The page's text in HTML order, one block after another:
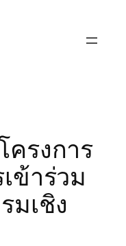
รงการ
ข้าร่วม
มเชิง